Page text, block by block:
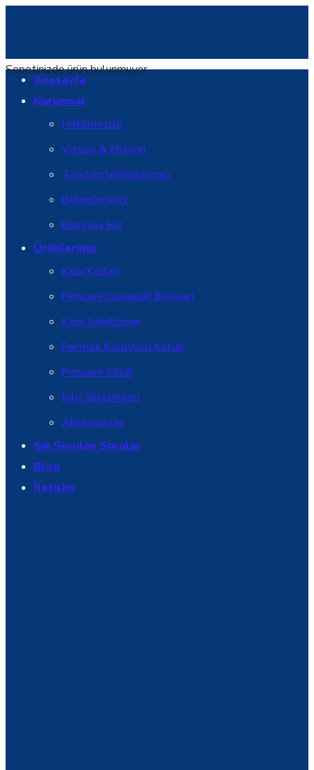
Sepetinizde ürün bulunmuyor.
Anasayfa
Kurumsal
Hakkımızda
Vizyon & Misyon
Tanıtım Videolarımız
Belgelerimiz
Basında Biz
Ürünlerimiz
Kapı Kolları
Pencere Güvenlik Bariyeri
Kapı Sabitleme
Parmak Koruyucu Körük
Pencere Kilidi
Kilit Sistemleri
Aksesuarlar
Sık Sorulan Sorular
Blog
İletişim